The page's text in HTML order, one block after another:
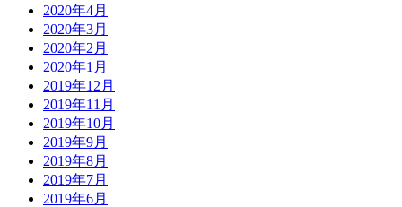
2020年4月
2020年3月
2020年2月
2020年1月
2019年12月
2019年11月
2019年10月
2019年9月
2019年8月
2019年7月
2019年6月